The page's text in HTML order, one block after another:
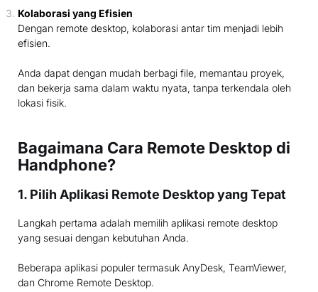
Kolaborasi yang Efisien
Dengan remote desktop, kolaborasi antar tim menjadi lebih
efisien.
Anda dapat dengan mudah berbagi file, memantau proyek,
dan bekerja sama dalam waktu nyata, tanpa terkendala oleh
lokasi fisik.
Bagaimana Cara Remote Desktop di
Handphone?
1. Pilih Aplikasi Remote Desktop yang Tepat
Langkah pertama adalah memilih aplikasi remote desktop
yang sesuai dengan kebutuhan Anda.
Beberapa aplikasi populer termasuk AnyDesk, TeamViewer,
dan Chrome Remote Desktop.